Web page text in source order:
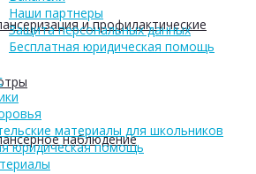
и профилактические
наблюдение
Наши партнеры
Защита персональных данных
Бесплатная юридическая помощь
материалы для школьников
юридическая помощь